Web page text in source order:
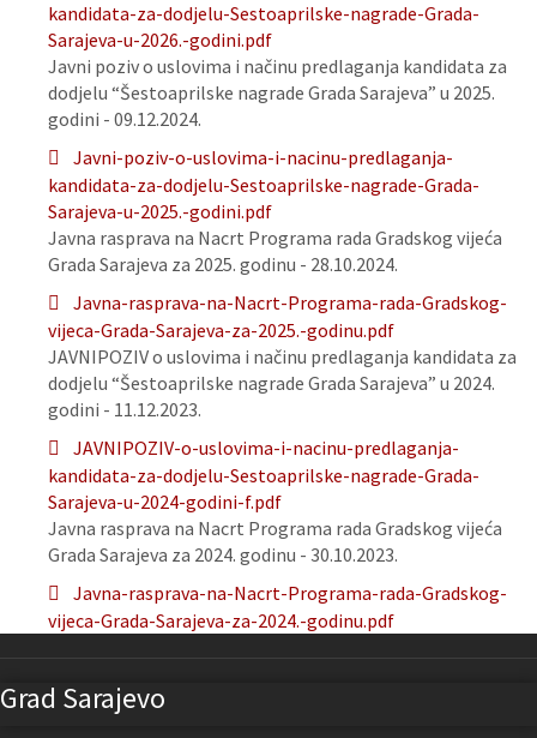
kandidata-za-dodjelu-Sestoaprilske-nagrade-Grada-
Sarajeva-u-2026.-godini.pdf
Javni poziv o uslovima i načinu predlaganja kandidata za
dodjelu “Šestoaprilske nagrade Grada Sarajeva” u 2025.
godini - 09.12.2024.
Javni-poziv-o-uslovima-i-nacinu-predlaganja-
kandidata-za-dodjelu-Sestoaprilske-nagrade-Grada-
Sarajeva-u-2025.-godini.pdf
Javna rasprava na Nacrt Programa rada Gradskog vijeća
Grada Sarajeva za 2025. godinu - 28.10.2024.
Javna-rasprava-na-Nacrt-Programa-rada-Gradskog-
vijeca-Grada-Sarajeva-za-2025.-godinu.pdf
JAVNIPOZIV o uslovima i načinu predlaganja kandidata za
dodjelu “Šestoaprilske nagrade Grada Sarajeva” u 2024.
godini - 11.12.2023.
JAVNIPOZIV-o-uslovima-i-nacinu-predlaganja-
kandidata-za-dodjelu-Sestoaprilske-nagrade-Grada-
Sarajeva-u-2024-godini-f.pdf
Javna rasprava na Nacrt Programa rada Gradskog vijeća
Grada Sarajeva za 2024. godinu - 30.10.2023.
Javna-rasprava-na-Nacrt-Programa-rada-Gradskog-
vijeca-Grada-Sarajeva-za-2024.-godinu.pdf
Grad Sarajevo